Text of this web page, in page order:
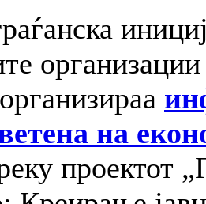
на
проектот